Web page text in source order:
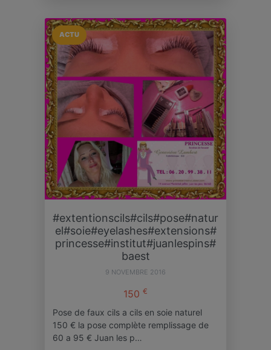
ACTU
#extentionscils#cils#pose#natur
el#soie#eyelashes#extensions#
princesse#institut#juanlespins#
baest
9 NOVEMBRE 2016
150 €
Pose de faux cils a cils en soie naturel
150 € la pose complète remplissage de
60 a 95 € Juan les p…